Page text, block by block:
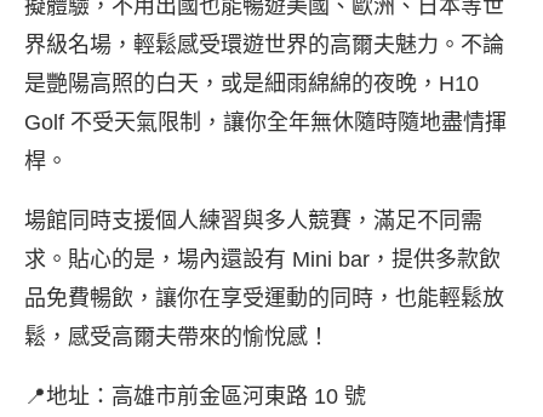
擬體驗，不用出國也能暢遊美國、歐洲、日本等世
界級名場，輕鬆感受環遊世界的高爾夫魅力。不論
是艷陽高照的白天，或是細雨綿綿的夜晚，H10
Golf 不受天氣限制，讓你全年無休隨時隨地盡情揮
桿。
場館同時支援個人練習與多人競賽，滿足不同需
求。貼心的是，場內還設有 Mini bar，提供多款飲
品免費暢飲，讓你在享受運動的同時，也能輕鬆放
鬆，感受高爾夫帶來的愉悅感！
📍地址：高雄市前金區河東路 10 號